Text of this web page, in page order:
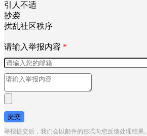
引人不适
抄袭
扰乱社区秩序
请输入举报内容 *
提交
举报提交后，我们会以邮件的形式向您反馈处理结果。